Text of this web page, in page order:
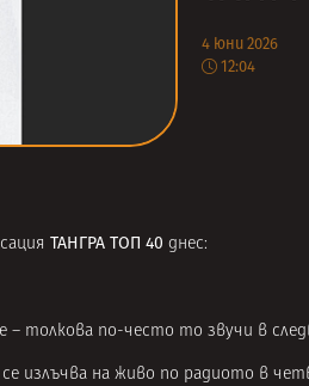
4 юни 2026
12:04
ТАНГРА ТОП 40 днес:
– толкова по-често то звучи в
се излъчва на живо по радиото в